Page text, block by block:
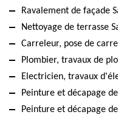
Ravalement de façade
Nettoyage de terrasse
Carreleur, pose de
Plombier, travaux de
Electricien, travaux
Peinture et décapage
Peinture et décapage